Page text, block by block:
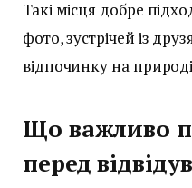
Такі місця добре
фото, зустрічей із
відпочинку на
Що важливо
перед